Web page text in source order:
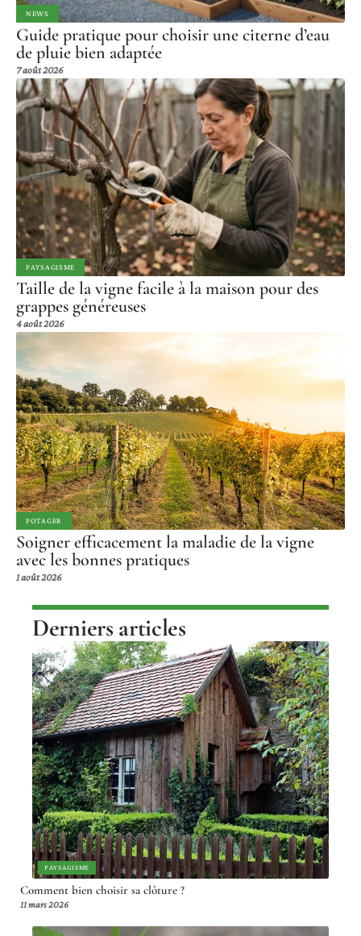
NEWS
Guide pratique pour choisir une citerne d’eau
de pluie bien adaptée
7 août 2026
PAYSAGISME
Taille de la vigne facile à la maison pour des
grappes généreuses
4 août 2026
POTAGER
Soigner efficacement la maladie de la vigne
avec les bonnes pratiques
1 août 2026
Derniers articles
PAYSAGISME
Comment bien choisir sa clôture ?
11 mars 2026